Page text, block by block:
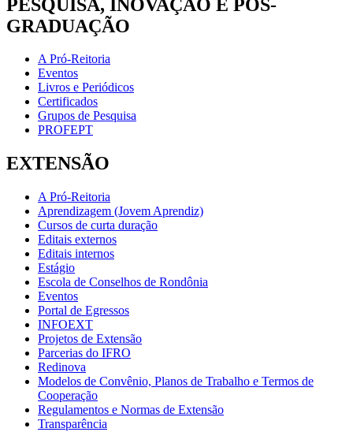
PESQUISA, INOVAÇÃO E PÓS-
GRADUAÇÃO
A Pró-Reitoria
Eventos
Livros e Periódicos
Certificados
Grupos de Pesquisa
PROFEPT
EXTENSÃO
A Pró-Reitoria
Aprendizagem (Jovem Aprendiz)
Cursos de curta duração
Editais externos
Editais internos
Estágio
Escola de Conselhos de Rondônia
Eventos
Portal de Egressos
INFOEXT
Projetos de Extensão
Parcerias do IFRO
Redinova
Modelos de Convênio, Planos de Trabalho e Termos de
Cooperação
Regulamentos e Normas de Extensão
Transparência